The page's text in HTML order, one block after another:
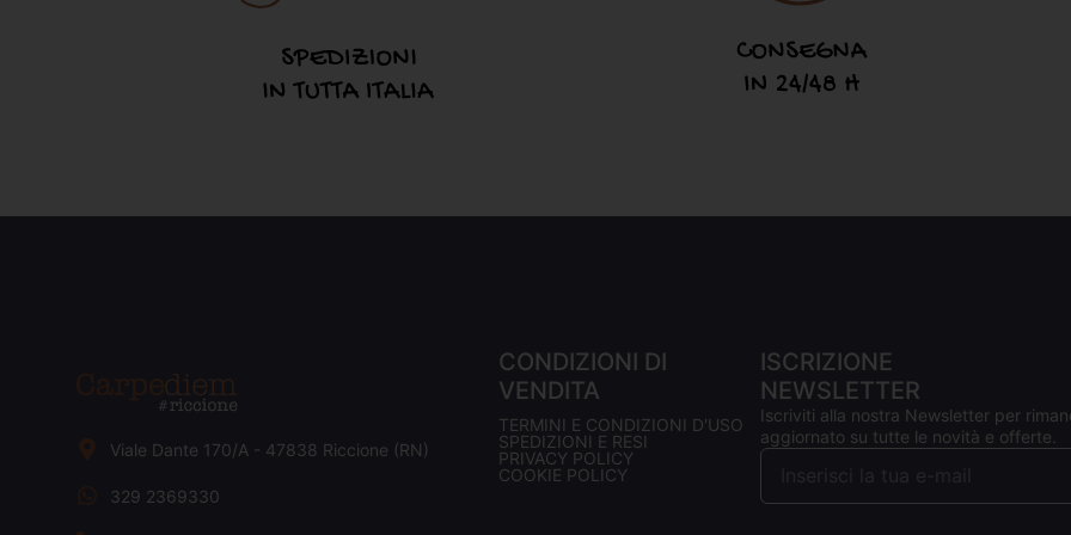
Viale Dante 170/A - 47838 Riccione (RN)
329 2369330
CONDIZIONI DI
VENDITA
TERMINI E CONDIZIONI D'USO
SPEDIZIONI E RESI
PRIVACY POLICY
COOKIE POLICY
ISCRIZIONE
NEWSLETTER
Iscriviti alla nostra Newsletter per
aggiornato su tutte le novità e offerte.